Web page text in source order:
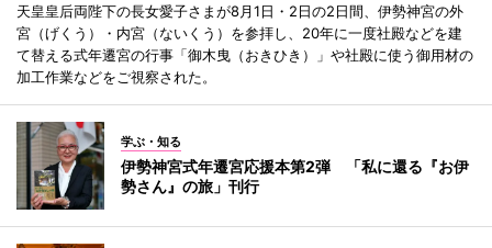
天皇皇后両陛下の長女愛子さまが8月1日・2日の2日間、伊勢神宮の外
宮（げくう）・内宮（ないくう）を参拝し、20年に一度社殿などを建
て替える式年遷宮の行事「御木曳（おきひき）」や社殿に使う御用材の
加工作業などをご視察された。
学ぶ・知る
伊勢神宮式年遷宮応援本第2弾 「私に還る『お伊
勢さん』の旅」刊行